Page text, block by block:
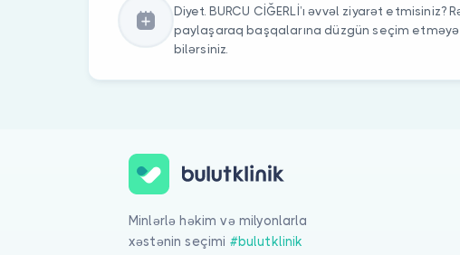
Diyet. BURCU CİĞERLİ’ı əvvəl ziyarət etmisiniz?
paylaşaraq başqalarına düzgün seçim
bilərsiniz.
Minlərlə həkim və milyonlarla
xəstənin seçimi #bulutklinik